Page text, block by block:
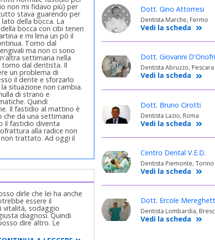
non mi fidavo più) per
stava guarendo per
della bocca. La
bocca con cibi teneri
e mi lima un pò il
Torno dal
ma non ci sono
settimana nella
dal dentista. Il
un problema di
il dente e sforzarlo
situazione non cambia.
di strano e
Quindi
Il fastidio al mattino è
che da una settimana
il fastidio diventa
alla radice non
trattato. Ad oggi il
dirle che lei ha anche
essere il
vitalità, sodaggio
diagnosi. Quindi
dire altro. Le
Dott. Gino Attorresi
Dentista Marche, Fermo
Vedi la scheda
Dott. Giovanni
Dentista Abruzzo, Pescara
Vedi la scheda
Dott. Bruno Cirotti
Dentista Lazio, Roma
Vedi la scheda
Centro Dental V.E.D.
Dentista Piemonte, Torino
Vedi la scheda
Dott. Ercole
Dentista Lombardia,
Vedi la scheda